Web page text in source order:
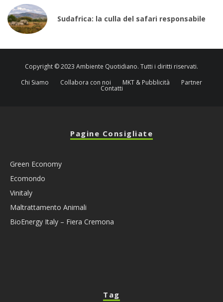
Sudafrica: la culla del safari responsabile
Copyright © 2023 Ambiente Quotidiano. Tutti i diritti riservati.
Chi Siamo
Collabora con noi MKT & Pubblicità Partner
Contatti
Pagine Consigliate
Green Economy
Ecomondo
Vinitaly
Maltrattamento Animali
BioEnergy Italy – Fiera Cremona
Tag